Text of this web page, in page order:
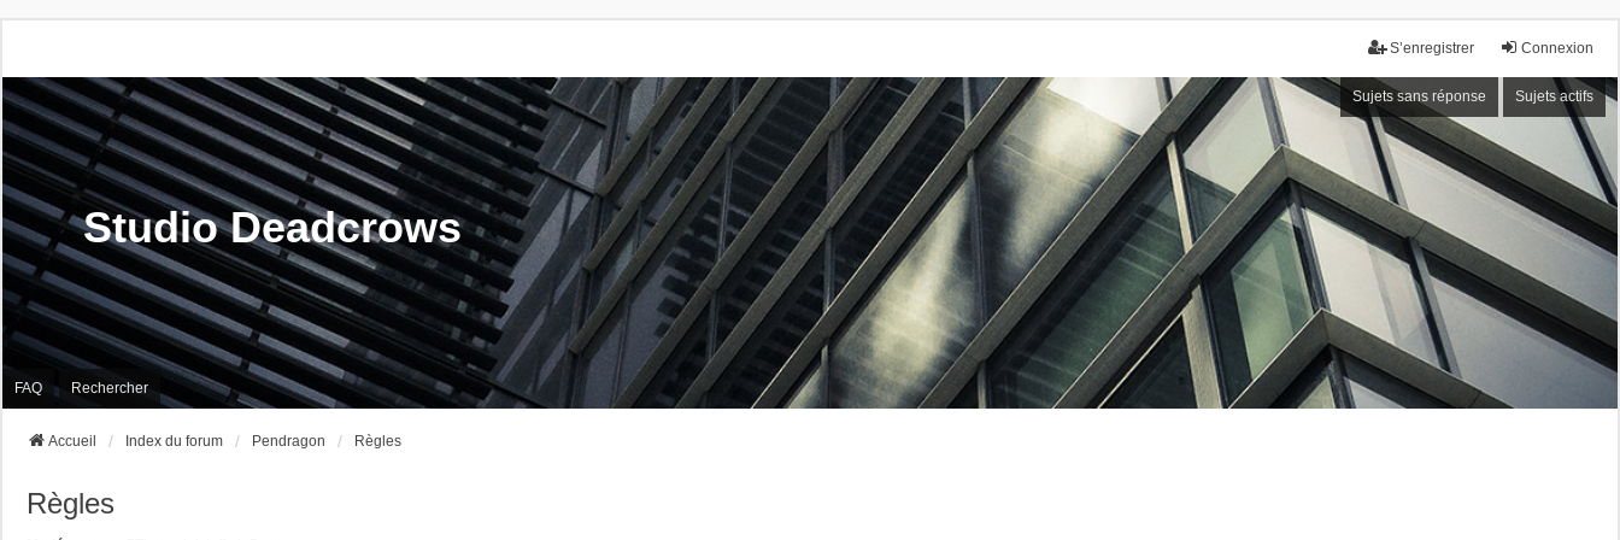
Connexion
S’enregistrer
Sujets sans réponse Sujets actifs
Studio Deadcrows
FAQ Rechercher
Accueil Index du forum Pendragon Règles
Règles